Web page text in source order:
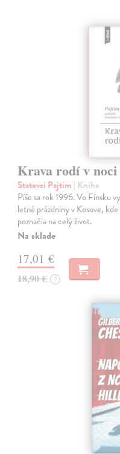
Krava rodí v noci
Statovci Pajtim | Kniha
Píše sa rok 1996. Vo Fínsku
letné prázdniny v Kosove,
poznačia na celý život.
Na sklade
17,01 €
18,90 € ?